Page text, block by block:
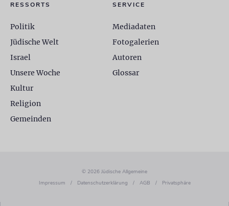
RESSORTS
Politik
Jüdische Welt
Israel
Unsere Woche
Kultur
Religion
Gemeinden
SERVICE
Mediadaten
Fotogalerien
Autoren
Glossar
© 2026 Jüdische Allgemeine
Impressum
/ Datenschutzerklärung / AGB / Privatsphäre